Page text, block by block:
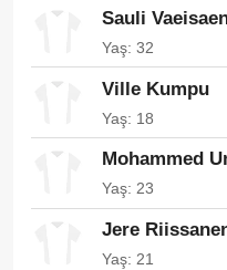
Sauli
Yaş: 32
Ville Kumpu
Yaş: 18
Mohammed
Yaş: 23
Jere
Yaş: 21